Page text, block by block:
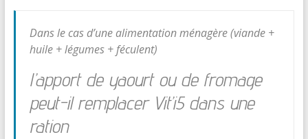
Dans le cas d’une alimentation ménagère (viande +
huile + légumes + féculent)
l’apport de yaourt ou de fromage
peut-il remplacer Vit’i5 dans une
ration